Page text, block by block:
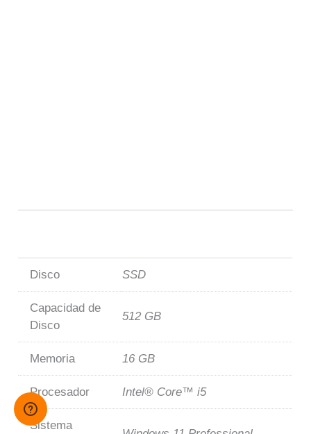
Disco SSD
Capacidad de
Disco
512 GB
Memoria 16 GB
Procesador Intel® Core™ i5
Sistema